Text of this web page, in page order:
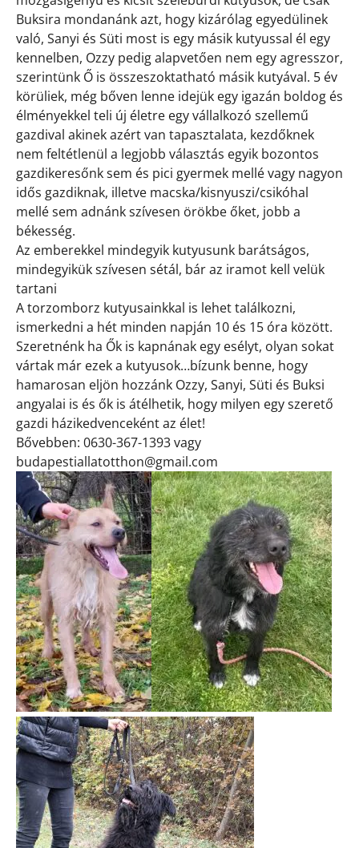
Buksira mondanánk azt, hogy kizárólag egyedülinek
való, Sanyi és Süti most is egy másik kutyussal él egy
kennelben, Ozzy pedig alapvetően nem egy agresszor,
szerintünk Ő is összeszoktatható másik kutyával. 5 év
körüliek, még bőven lenne idejük egy igazán boldog és
élményekkel teli új életre egy vállalkozó szellemű
gazdival akinek azért van tapasztalata, kezdőknek
nem feltétlenül a legjobb választás egyik bozontos
gazdikeresőnk sem és pici gyermek mellé vagy nagyon
idős gazdiknak, illetve macska/kisnyuszi/csikóhal
mellé sem adnánk szívesen örökbe őket, jobb a
békesség.
Az emberekkel mindegyik kutyusunk barátságos,
mindegyikük szívesen sétál, bár az iramot kell velük
tartani
A torzomborz kutyusainkkal is lehet találkozni,
ismerkedni a hét minden napján 10 és 15 óra között.
Szeretnénk ha Ők is kapnának egy esélyt, olyan sokat
vártak már ezek a kutyusok…bízunk benne, hogy
hamarosan eljön hozzánk Ozzy, Sanyi, Süti és Buksi
angyalai is és ők is átélhetik, hogy milyen egy szerető
gazdi házikedvenceként az élet!
Bővebben: 0630-367-1393 vagy
budapestiallatotthon@gmail.com